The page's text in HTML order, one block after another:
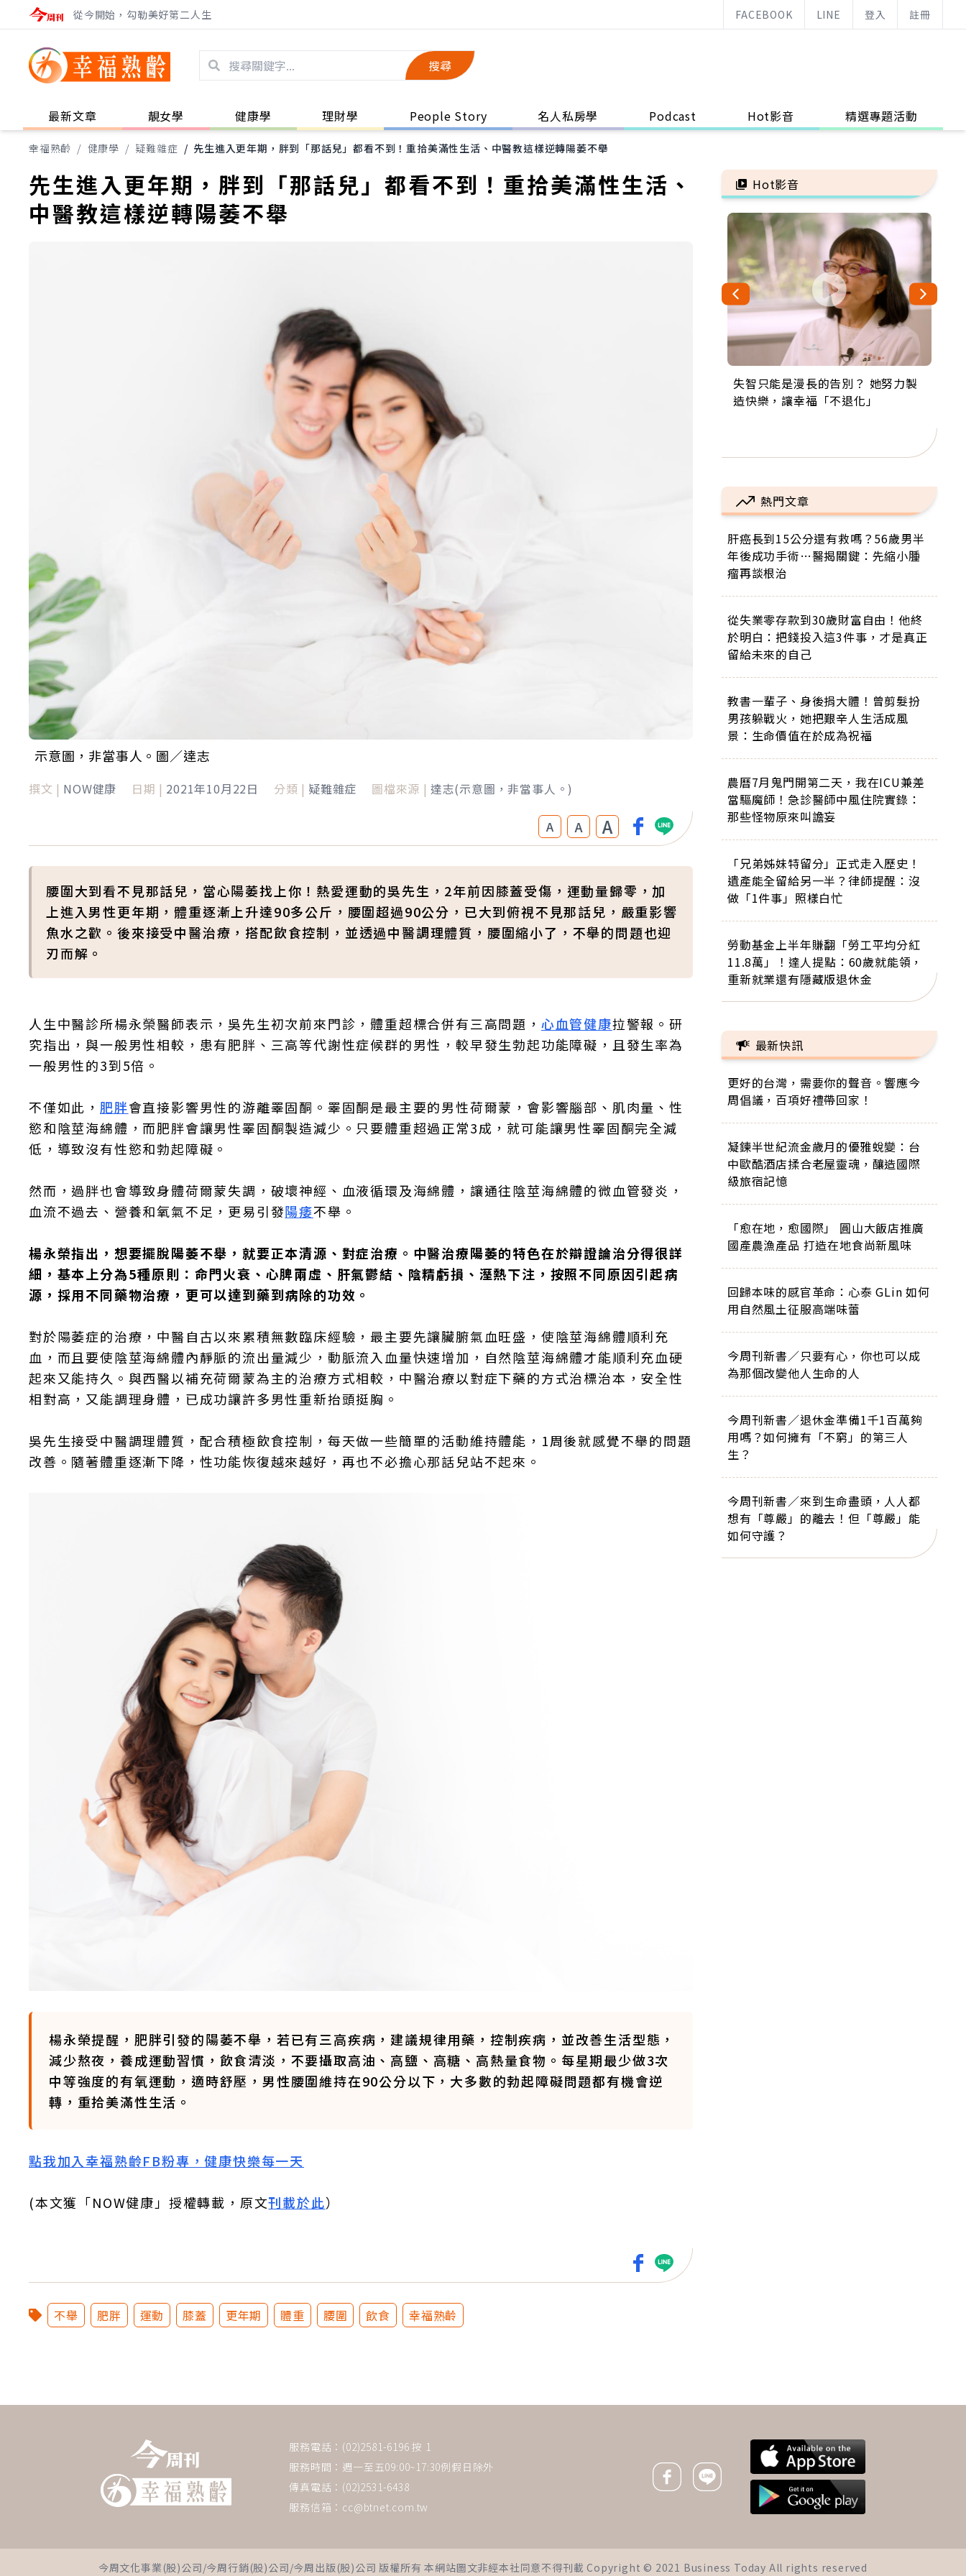
從今開始，勾勒美好第二人生 FACEBOOK LINE 登入 註冊
搜尋
最新文章 靚女學 健康學 理財學 People Story 名人私房學 Podcast Hot影音 精選專題活動
幸福熟齡 / 健康學 / 疑難雜症 / 先生進入更年期，胖到「那話兒」都看不到！重拾美滿性生活、中醫教這樣逆轉陽萎不舉
先生進入更年期，胖到「那話兒」都看不到！重拾美滿性生活、
中醫教這樣逆轉陽萎不舉
示意圖，非當事人。圖／達志
撰文 | NOW健康 日期 | 2021年10月22日 分類 | 疑難雜症 圖檔來源 | 達志(示意圖，非當事人。)
A A A
腰圍大到看不見那話兒，當心陽萎找上你！熱愛運動的吳先生，2年前因膝蓋受傷，運動量歸零，加
上進入男性更年期，體重逐漸上升達90多公斤，腰圍超過90公分，已大到俯視不見那話兒，嚴重影響
魚水之歡。後來接受中醫治療，搭配飲食控制，並透過中醫調理體質，腰圍縮小了，不舉的問題也迎
刃而解。
人生中醫診所楊永榮醫師表示，吳先生初次前來門診，體重超標合併有三高問題， 心血管健康拉警報。研
究指出，與一般男性相較，患有肥胖、三高等代謝性症候群的男性，較早發生勃起功能障礙，且發生率為
一般男性的3到5倍。
不僅如此， 肥胖會直接影響男性的游離睪固酮。睪固酮是最主要的男性荷爾蒙，會影響腦部、肌肉量、性
慾和陰莖海綿體，而肥胖會讓男性睪固酮製造減少。只要體重超過正常3成，就可能讓男性睪固酮完全減
低，導致沒有性慾和勃起障礙。
然而，過胖也會導致身體荷爾蒙失調，破壞神經、血液循環及海綿體，讓通往陰莖海綿體的微血管發炎，
血流不過去、營養和氧氣不足，更易引發陽痿不舉。
楊永榮指出，想要擺脫陽萎不舉，就要正本清源、對症治療。中醫治療陽萎的特色在於辯證論治分得很詳
細，基本上分為5種原則：命門火衰、心脾兩虛、肝氣鬱結、陰精虧損、溼熱下注，按照不同原因引起病
源，採用不同藥物治療，更可以達到藥到病除的功效。
對於陽萎症的治療，中醫自古以來累積無數臨床經驗，最主要先讓臟腑氣血旺盛，使陰莖海綿體順利充
血，而且要使陰莖海綿體內靜脈的流出量減少，動脈流入血量快速增加，自然陰莖海綿體才能順利充血硬
起來又能持久。與西醫以補充荷爾蒙為主的治療方式相較，中醫治療以對症下藥的方式治標治本，安全性
相對高，又能調理身體，已成功讓許多男性重新抬頭挺胸。
吳先生接受中醫調理體質，配合積極飲食控制，每天做一些簡單的活動維持體能，1周後就感覺不舉的問題
改善。隨著體重逐漸下降，性功能恢復越來越好，再也不必擔心那話兒站不起來。
楊永榮提醒，肥胖引發的陽萎不舉，若已有三高疾病，建議規律用藥，控制疾病，並改善生活型態，
減少熬夜，養成運動習慣，飲食清淡，不要攝取高油、高鹽、高糖、高熱量食物。每星期最少做3次
中等強度的有氧運動，適時舒壓，男性腰圍維持在90公分以下，大多數的勃起障礙問題都有機會逆
轉，重拾美滿性生活。
點我加入幸福熟齡FB粉專，健康快樂每一天
(本文獲「NOW健康」授權轉載，原文刊載於此）
下一則 ＋
臟出問題要洗腎！醫師點
名：這4種男人小心不舉
不舉 肥胖 運動 膝蓋 更年期 體重 腰圍 飲食 幸福熟齡
Hot影音
失智只能是漫長的告別？ 她努力製
造快樂，讓幸福「不退化」
來自剛果的巧克力神父 為台灣奉獻
36年 「台灣是我的家，我連作夢都
63歲卸矽谷副總、搬回台灣找快
樂！「蛋黃哥小丑」走進安養院，
104歲打破金氏世界紀錄 成為全球
最年長羽球選手，分享長壽的秘密
事業巔峰他選擇追夢…黑手阿伯拉
小提琴還登上小巨蛋！連CNN都大
熱門文章
肝癌長到15公分還有救嗎？56歲男半
年後成功手術…醫揭關鍵：先縮小腫
瘤再談根治
從失業零存款到30歲財富自由！他終
於明白：把錢投入這3件事，才是真正
留給未來的自己
教書一輩子、身後捐大體！曾剪髮扮
男孩躲戰火，她把艱辛人生活成風
景：生命價值在於成為祝福
農曆7月鬼門開第二天，我在ICU兼差
當驅魔師！急診醫師中風住院實錄：
那些怪物原來叫譫妄
「兄弟姊妹特留分」正式走入歷史！
遺產能全留給另一半？律師提醒：沒
做「1件事」照樣白忙
勞動基金上半年賺翻「勞工平均分紅
11.8萬」！達人提點：60歲就能領，
重新就業還有隱藏版退休金
最新快訊
更好的台灣，需要你的聲音。響應今
周倡議，百項好禮帶回家！
凝鍊半世紀流金歲月的優雅蛻變：台
中歐酷酒店揉合老屋靈魂，釀造國際
級旅宿記憶
「愈在地，愈國際」 圓山大飯店推廣
國產農漁產品 打造在地食尚新風味
回歸本味的感官革命：心泰 GLin 如何
用自然風土征服高端味蕾
今周刊新書／只要有心，你也可以成
為那個改變他人生命的人
今周刊新書／退休金準備1千1百萬夠
用嗎？如何擁有「不窮」的第三人
生？
今周刊新書／來到生命盡頭，人人都
想有「尊嚴」的離去！但「尊嚴」能
如何守護？
服務電話：(02)2581-6196 按 1
服務時間：週一至五09:00~17:30例假日除外
傳真電話：(02)2531-6438
服務信箱： cc@btnet.com.tw
Facebook icon
Line icon
今周文化事業(股)公司/今周行銷(股)公司/今周出版(股)公司 版權所有 本網站圖文非經本社同意不得刊載 Copyright © 2021 Business Today All rights reserved